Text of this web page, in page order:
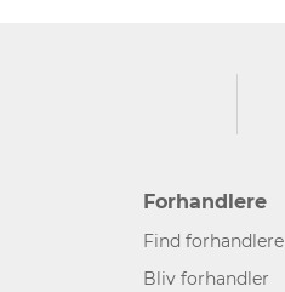
Forhandlere
Find forhandlere
Bliv forhandler